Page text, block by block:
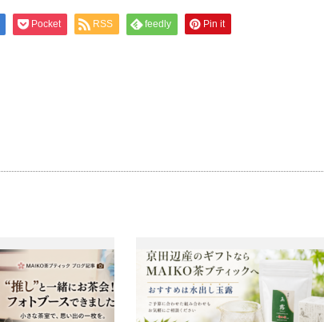
Pocket RSS feedly Pin it